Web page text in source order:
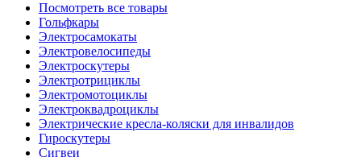
Посмотреть все товары
Гольфкары
Электросамокаты
Электровелосипеды
Электроскутеры
Электротрициклы
Электромотоциклы
Электроквадроциклы
Электрические кресла-коляски для инвалидов
Гироскутеры
Сигвеи